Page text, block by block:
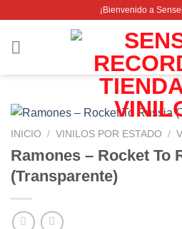
contenido
¡Bienvenido a
INICIO / VINILOS POR ESTADO /
Ramones – Rocket To
(Transparente)